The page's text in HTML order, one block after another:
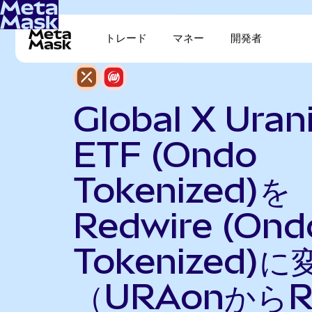
トレード マネー 開発者
Global X
ETF (Ondo
Tokenized)を
Redwire
Tokenized)に
（URAonから